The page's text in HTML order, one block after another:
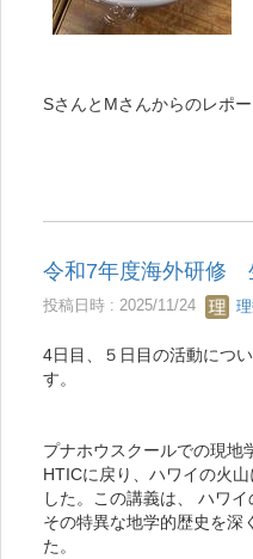
SさんとMさんからのレポー
令和7年度海外研修
投稿日時 : 2025/11/24
4日目、５日目の活動につ
す。
プナホウスクールでの現地
HTICに戻り、ハワイの火
した。この講義は、 ハワ
その特異な地学的歴史を深
た。